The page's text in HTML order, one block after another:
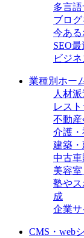
多言
ブロ
今あ
SEO最
ビジ
業種別ホー
人材
レス
不動
介護
建築
中古
美容
塾や
成
企業
CMS・web